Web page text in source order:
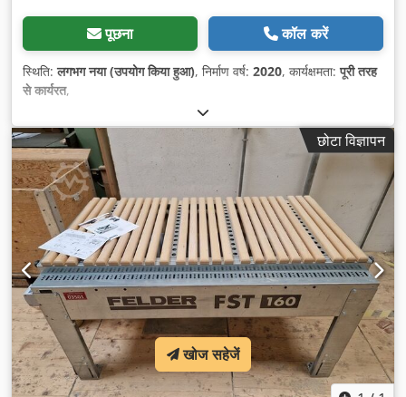
पूछना कॉल करें
स्थिति:लगभग नया (उपयोग किया हुआ), निर्माण वर्ष: 2020, कार्यक्षमता:पूरी तरह
से कार्यरत,
छोटा विज्ञापन
खोज सहेजें